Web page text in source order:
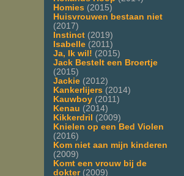
Homies (2015)
Huisvrouwen bestaan niet
(2017)
Instinct (2019)
Isabelle (2011)
Ja, Ik wil! (2015)
Jack Bestelt een Broertje
(2015)
Jackie (2012)
Kankerlijers (2014)
Kauwboy (2011)
Kenau (2014)
Kikkerdril (2009)
Knielen op een Bed Violen
(2016)
Kom niet aan mijn kinderen
(2009)
Komt een vrouw bij de
dokter(2009)